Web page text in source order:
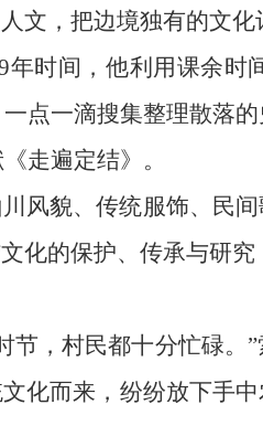
文，把边境独有的文化
时间，他利用课余时
点一滴搜集整理散落
走遍定结》。
风貌、传统服饰、民
的保护、传承与研究
，村民都十分忙碌。
化而来，纷纷放下手